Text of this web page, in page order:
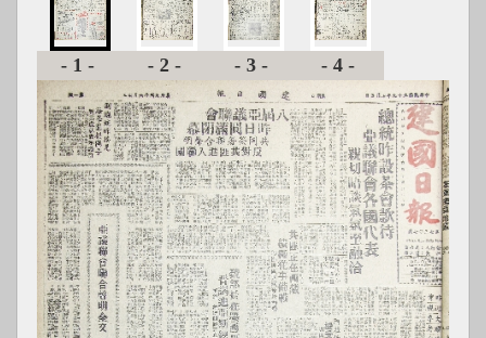
-1- -2- -3- -4-